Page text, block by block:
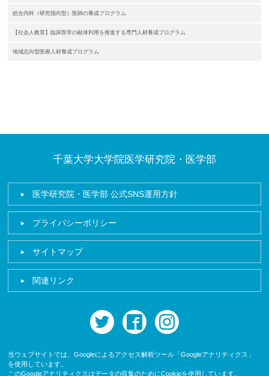
総合内科（研究指向型）医師の養成プログラム
【社会人教育】臨床医学の献体利用を推進する専門人材養成プログラム
地域志向型医療人材養成プログラム
千葉大学大学院医学研究院・医学部
医学研究院・医学部 公式SNS運用方針
プライバシーポリシー
サイトマップ
関連リンク
twitter facebook
当ウェブサイトでは、Googleによるアクセス解析ツール「Googleアナリティクス」
を使用しています。
このGoogleアナリティクスはデータの収集のためにCookieを使用しています。